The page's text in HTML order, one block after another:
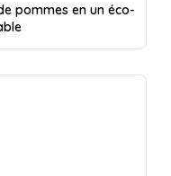
pommes en un éco-